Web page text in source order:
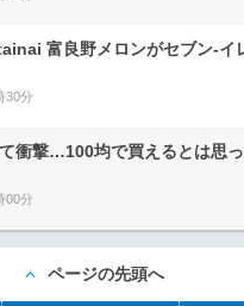
富良野メロンがセブン‐イ
30分
衝撃…100均で買えるとは思
00分
ページの先頭へ